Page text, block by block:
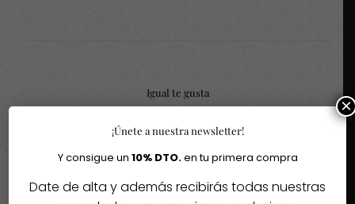
Igual te gusta
Quizás te interesen estos fantásticos productos
¡Únete a nuestra newsletter!
Y consigue un 10% DTO.en tu primera compra
Date de alta y además recibirás todas nuestras
×